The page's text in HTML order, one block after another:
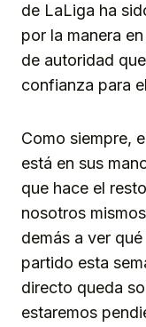
de LaLiga ha
por la manera
de autoridad
confianza para
Como siempre,
está en sus
que hace el
nosotros
demás a ver
partido esta
directo queda
estaremos